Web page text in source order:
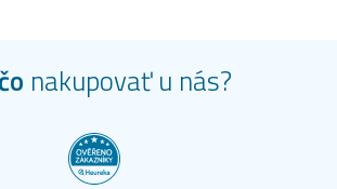
nakupovať u nás?